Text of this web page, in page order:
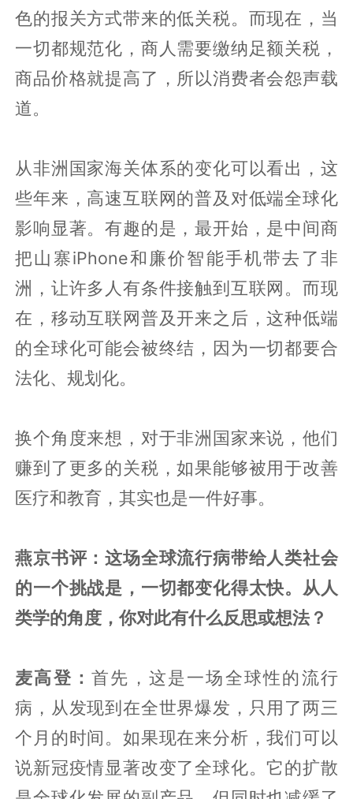
色的报关方式带来的低关税。而现在，当
一切都规范化，商人需要缴纳足额关税，
商品价格就提高了，所以消费者会怨声载
道。
从非洲国家海关体系的变化可以看出，这
些年来，高速互联网的普及对低端全球化
影响显著。有趣的是，最开始，是中间商
把山寨iPhone和廉价智能手机带去了非
洲，让许多人有条件接触到互联网。而现
在，移动互联网普及开来之后，这种低端
的全球化可能会被终结，因为一切都要合
法化、规划化。
换个角度来想，对于非洲国家来说，他们
赚到了更多的关税，如果能够被用于改善
医疗和教育，其实也是一件好事。
燕京书评：这场全球流行病带给人类社会
的一个挑战是，一切都变化得太快。从人
类学的角度，你对此有什么反思或想法？
麦高登：首先，这是一场全球性的流行
病，从发现到在全世界爆发，只用了两三
个月的时间。如果现在来分析，我们可以
说新冠疫情显著改变了全球化。它的扩散